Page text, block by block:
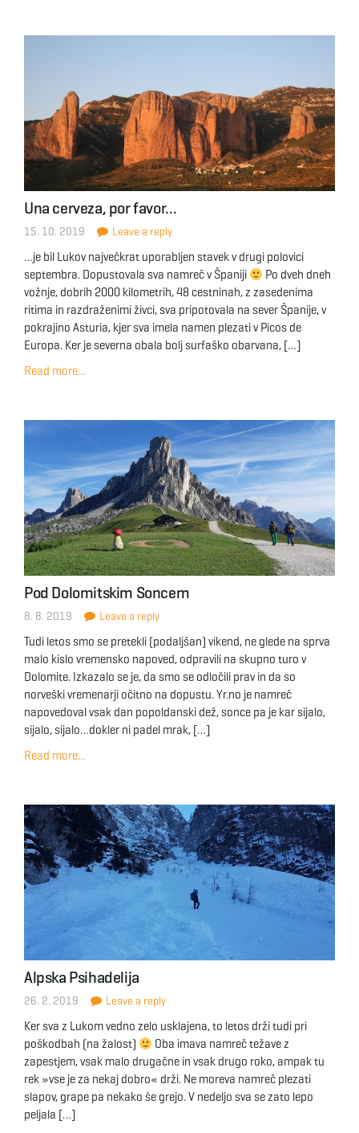
Una cerveza, por favor…
15. 10. 2019 Leave a reply
…je bil Lukov največkrat uporabljen stavek v drugi polovici
septembra. Dopustovala sva namreč v Španiji
Po dveh dneh
vožnje, dobrih 2000 kilometrih, 48 cestninah, z zasedenima
ritima in razdraženimi živci, sva pripotovala na sever Španije, v
pokrajino Asturia, kjer sva imela namen plezati v Picos de
Europa. Ker je severna obala bolj surfaško obarvana, […]
Read more...
Pod Dolomitskim Soncem
8. 8. 2019 Leave a reply
Tudi letos smo se pretekli (podaljšan) vikend, ne glede na sprva
malo kislo vremensko napoved, odpravili na skupno turo v
Dolomite. Izkazalo se je, da smo se odločili prav in da so
norveški vremenarji očitno na dopustu. Yr.no je namreč
napovedoval vsak dan popoldanski dež, sonce pa je kar sijalo,
sijalo, sijalo…dokler ni padel mrak, […]
Read more...
Alpska Psihadelija
26. 2. 2019 Leave a reply
Ker sva z Lukom vedno zelo usklajena, to letos drži tudi pri
poškodbah (na žalost)
Oba imava namreč težave z
zapestjem, vsak malo drugačne in vsak drugo roko, ampak tu
rek »vse je za nekaj dobro« drži. Ne moreva namreč plezati
slapov, grape pa nekako še grejo. V nedeljo sva se zato lepo
peljala […]